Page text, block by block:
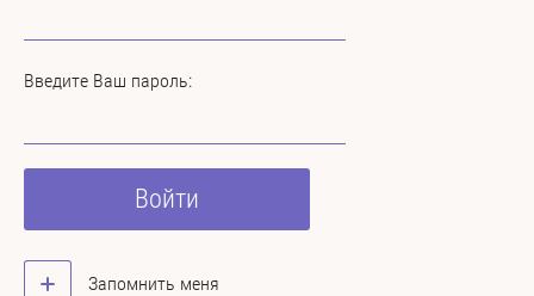
Введите Ваш пароль:
Войти
Запомнить меня